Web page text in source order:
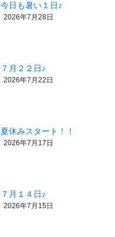
今日も暑い１日♪
2026年7月28日
７月２２日♪
2026年7月22日
夏休みスタート！！
2026年7月17日
７月１４日♪
2026年7月15日